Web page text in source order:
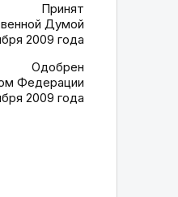
Принят
Думой
2009 года
Одобрен
Федерации
2009 года